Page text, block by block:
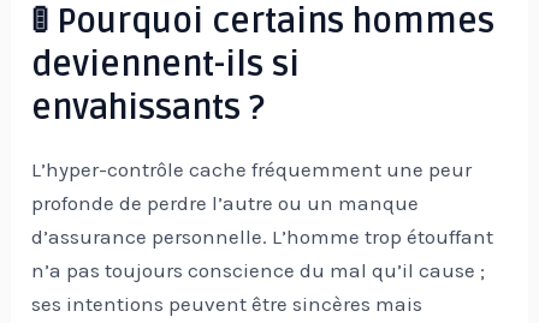
🚦 Pourquoi certains hommes
deviennent-ils si
envahissants ?
L’hyper-contrôle cache fréquemment une peur
profonde de perdre l’autre ou un manque
d’assurance personnelle. L’homme trop étouffant
n’a pas toujours conscience du mal qu’il cause ;
ses intentions peuvent être sincères mais